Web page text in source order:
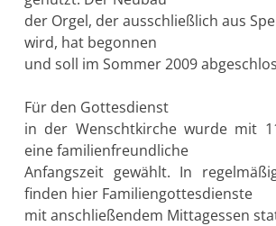
der Orgel, der ausschließlich aus
wird, hat begonnen
und soll im Sommer 2009
Für den Gottesdienst
in der Wenschtkirche wurde mit
eine familienfreundliche
Anfangszeit gewählt. In
finden hier Familiengottesdienste
mit anschließendem Mittagessen